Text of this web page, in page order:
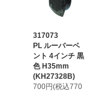
317073
PL ルーバーベ
ント 4インチ 黒
色 H35mm
(KH27328B)
700円(税込770